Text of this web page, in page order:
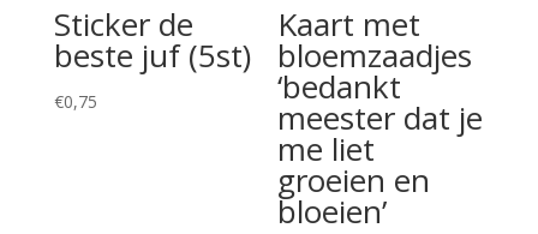
Sticker de
beste juf (5st)
€0,75
Kaart met
bloemzaadjes
‘bedankt
meester dat je
me liet
groeien en
bloeien’